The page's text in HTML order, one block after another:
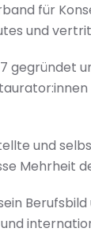
für
und
gegründet
und
Mehrheit
und